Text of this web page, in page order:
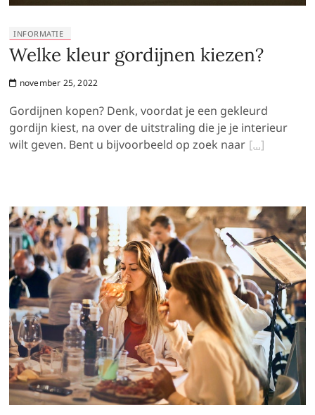
INFORMATIE
Welke kleur gordijnen kiezen?
november 25, 2022
Gordijnen kopen? Denk, voordat je een gekleurd
gordijn kiest, na over de uitstraling die je je interieur
wilt geven. Bent u bijvoorbeeld op zoek naar